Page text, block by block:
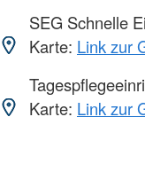
SEG Schnelle
Karte: Link zur
Karte: Link zur